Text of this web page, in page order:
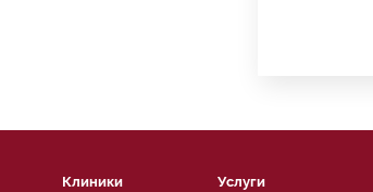
Клиники
Услуги